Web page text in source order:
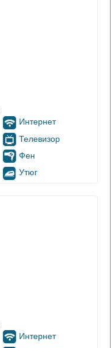
Интернет
Телевизор
Фен
Утюг
Интернет